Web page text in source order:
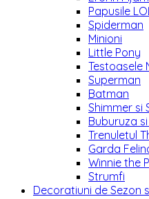
Papusile
Spiderman
Minioni
Little Pony
Testoasele
Superman
Batman
Shimmer si
Buburuza
Trenuletul
Garda
Winnie the
Strumfi
Decoratiuni de Sezon